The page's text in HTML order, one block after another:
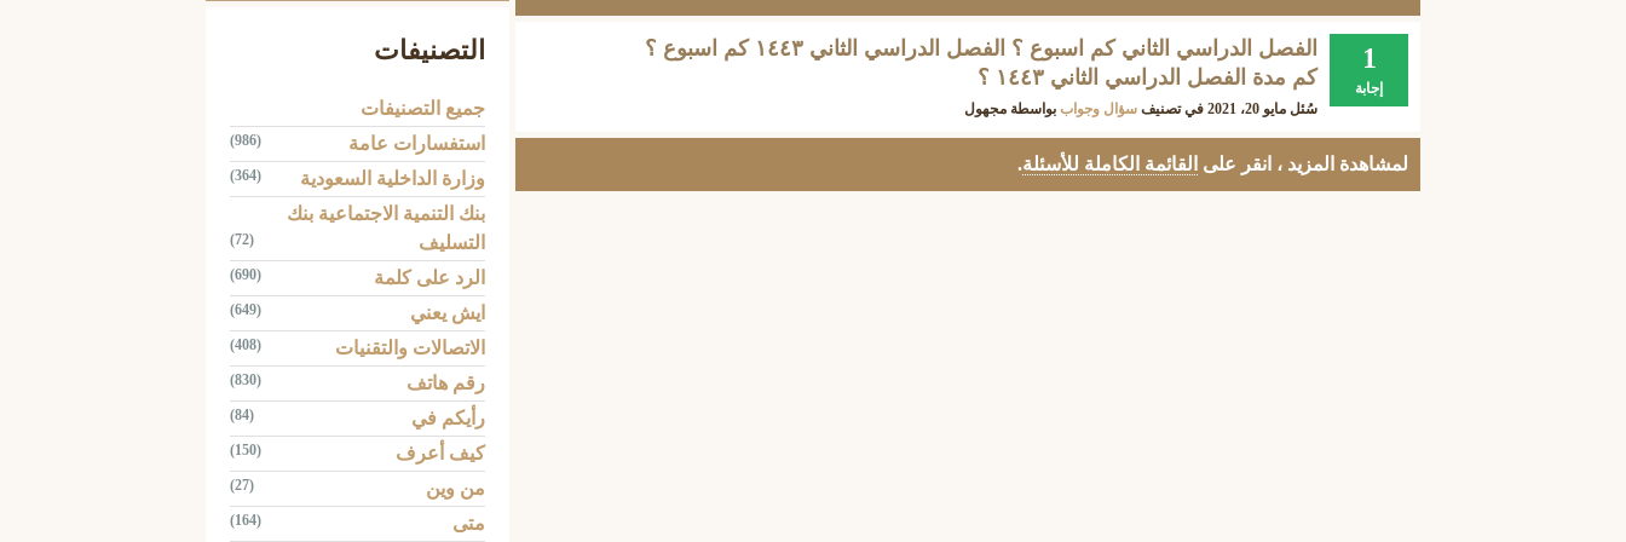
1
إجابة
الفصل الدراسي الثاني كم اسبوع ؟ الفصل الدراسي الثاني ١٤٤۳ كم اسبوع ؟
كم مدة الفصل الدراسي الثاني ١٤٤۳ ؟
سُئل مايو 20، 2021 في تصنيف سؤال وجواب بواسطة مجهول
لمشاهدة المزيد ، انقر على القائمة الكاملة للأسئلة.
التصنيفات
جميع التصنيفات
استفسارات عامة
(986)
وزارة الداخلية السعودية (364)
بنك التنمية الاجتماعية بنك
التسليف
(72)
الرد على كلمة (690)
ايش يعني (649)
الاتصالات والتقنيات (408)
رقم هاتف (830)
رأيكم في (84)
كيف أعرف (150)
من وين (27)
متى (164)